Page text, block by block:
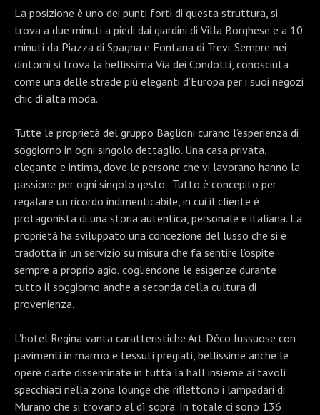
La posizione è uno dei punti forti di questa struttura, si
trova a due minuti a piedi dai giardini di Villa Borghese e a 10
minuti da Piazza di Spagna e Fontana di Trevi. Sempre nei
dintorni si trova la bellissima Via dei Condotti, conosciuta
come una delle strade più eleganti d’Europa per i suoi negozi
chic di alta moda.
Tutte le proprietà del gruppo Baglioni curano l’esperienza di
soggiorno in ogni singolo dettaglio. Una casa privata,
elegante e intima, dove le persone che vi lavorano hanno la
passione per ogni singolo gesto. Tutto è concepito per
regalare un ricordo indimenticabile, in cui il cliente è
protagonista di una storia autentica, personale e italiana. La
proprietà ha sviluppato una concezione del lusso che si è
tradotta in un servizio su misura che fa sentire l’ospite
sempre a proprio agio, cogliendone le esigenze durante
tutto il soggiorno anche a seconda della cultura di
provenienza.
L’hotel Regina vanta caratteristiche Art Déco lussuose con
pavimenti in marmo e tessuti pregiati, bellissime anche le
opere d’arte disseminate in tutta la hall insieme ai tavoli
specchiati nella zona lounge che riflettono i lampadari di
Murano che si trovano al dì sopra. In totale ci sono 136